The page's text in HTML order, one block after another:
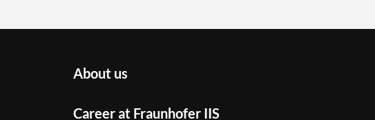
About us
Career at Fraunhofer IIS